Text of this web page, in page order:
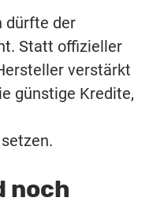
dürfte der
Statt offizieller
verstärkt
günstige Kredite,
noch